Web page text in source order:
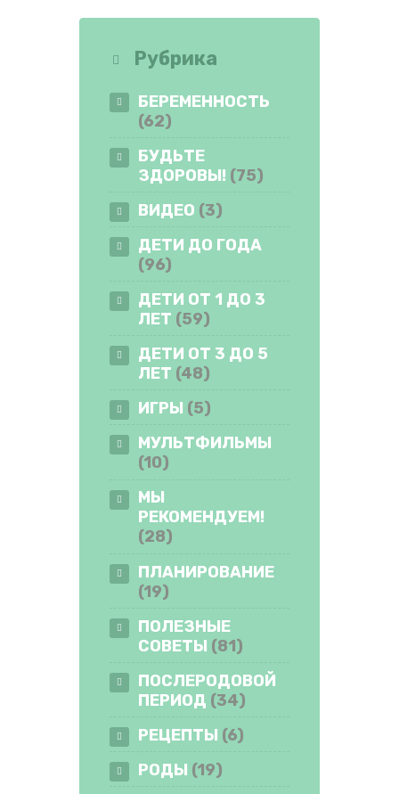
Рубрика
БЕРЕМЕННОСТЬ
(62)
БУДЬТЕ
ЗДОРОВЫ! (75)
ВИДЕО (3)
ДЕТИ ДО ГОДА
(96)
ДЕТИ ОТ 1 ДО 3
ЛЕТ (59)
ДЕТИ ОТ 3 ДО 5
ЛЕТ (48)
ИГРЫ (5)
МУЛЬТФИЛЬМЫ
(10)
МЫ
РЕКОМЕНДУЕМ!
(28)
ПЛАНИРОВАНИЕ
(19)
ПОЛЕЗНЫЕ
СОВЕТЫ (81)
ПОСЛЕРОДОВОЙ
ПЕРИОД (34)
РЕЦЕПТЫ (6)
РОДЫ (19)